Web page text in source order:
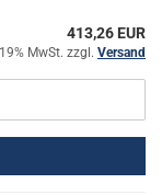
413,26 EUR
MwSt. zzgl. Versand